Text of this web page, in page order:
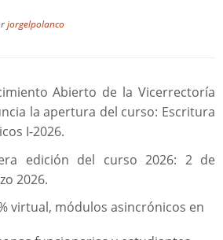
jorgelpolanco
Abierto de la Vicerrectoría
la apertura del curso: Escritura
I-2026.
edición del curso 2026: 2 de
2026.
virtual, módulos asincrónicos en